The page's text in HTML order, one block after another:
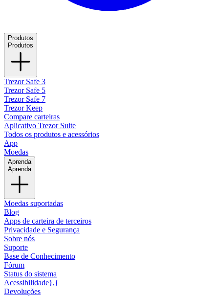
Produtos
Produtos
Trezor Safe 3
Trezor Safe 5
Trezor Safe 7
Trezor Keep
Compare carteiras
Aplicativo Trezor Suite
Todos os produtos e acessórios
App
Moedas
Aprenda
Aprenda
Moedas suportadas
Blog
Apps de carteira de terceiros
Privacidade e Segurança
Sobre nós
Suporte
Base de Conhecimento
Fórum
Status do sistema
Acessibilidade},{
Devoluções